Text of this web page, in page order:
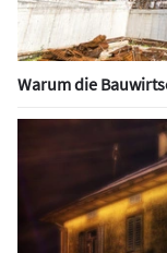
Warum die